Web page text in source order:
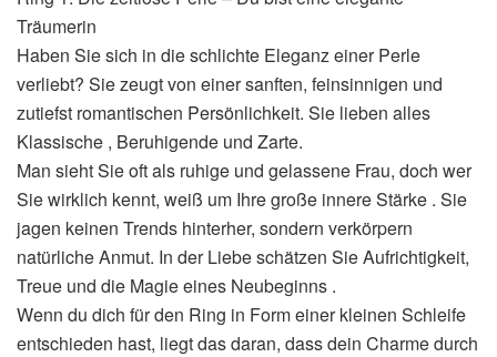
Träumerin
Haben Sie sich in die schlichte Eleganz einer Perle
verliebt? Sie zeugt von einer sanften, feinsinnigen und
zutiefst romantischen Persönlichkeit. Sie lieben alles
Klassische , Beruhigende und Zarte.
Man sieht Sie oft als ruhige und gelassene Frau, doch wer
Sie wirklich kennt, weiß um Ihre große innere Stärke . Sie
jagen keinen Trends hinterher, sondern verkörpern
natürliche Anmut. In der Liebe schätzen Sie Aufrichtigkeit,
Treue und die Magie eines Neubeginns .
Wenn du dich für den Ring in Form einer kleinen Schleife
entschieden hast, liegt das daran, dass dein Charme durch